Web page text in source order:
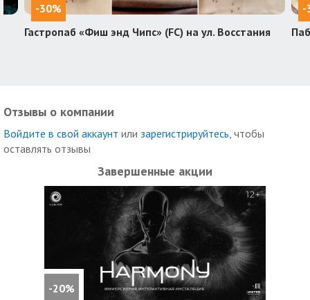
-30%
Гастропаб «Фиш энд Чипс» (FC) на ул. Восстания
-
Отзывы о компании
Войдите в свой аккаунт или зарегистрируйтесь , чтобы
оставлять отзывы
Завершенные акции
-20%